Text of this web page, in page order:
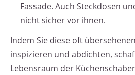
Fassade. Auch Steckdosen
nicht sicher vor ihnen.
Indem Sie diese oft
inspizieren und abdichten,
Lebensraum der